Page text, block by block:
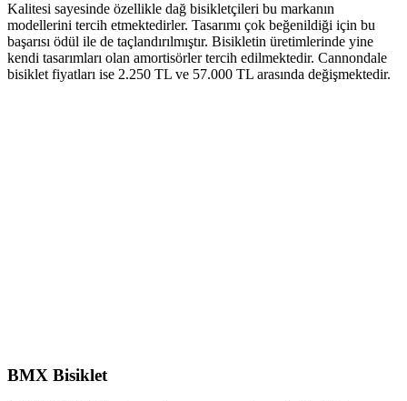
Kalitesi sayesinde özellikle dağ bisikletçileri bu markanın
modellerini tercih etmektedirler. Tasarımı çok beğenildiği için bu
başarısı ödül ile de taçlandırılmıştır. Bisikletin üretimlerinde yine
kendi tasarımları olan amortisörler tercih edilmektedir. Cannondale
bisiklet fiyatları ise 2.250 TL ve 57.000 TL arasında değişmektedir.
BMX Bisiklet